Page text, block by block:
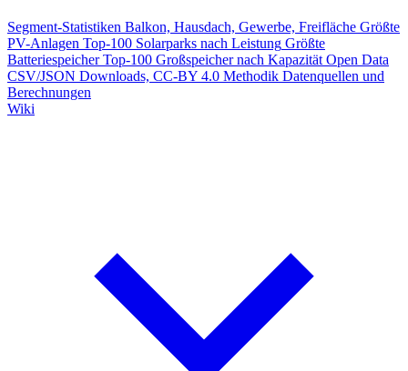
Segment-Statistiken Balkon, Hausdach, Gewerbe, Freifläche Größte
PV-Anlagen Top-100 Solarparks nach Leistung Größte
Batteriespeicher Top-100 Großspeicher nach Kapazität Open Data
CSV/JSON Downloads, CC-BY 4.0 Methodik Datenquellen und
Berechnungen
Wiki